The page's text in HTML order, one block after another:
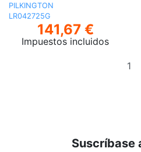
PILKINGTON
LR042725G
141,67 €
Impuestos incluidos
Suscríbase